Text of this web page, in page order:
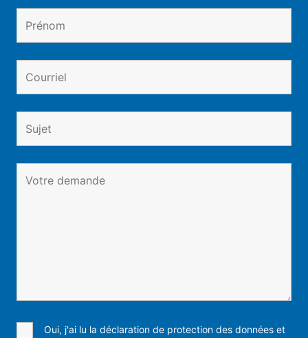
Oui, j'ai lu la déclaration de protection des données et